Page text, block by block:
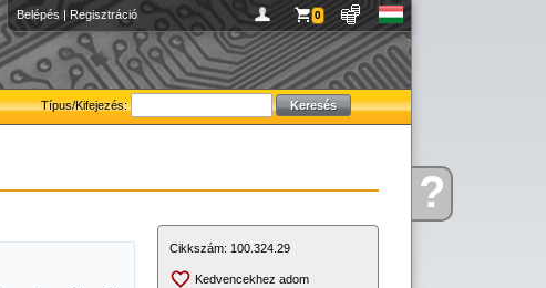
Kérdése?
Belépés | Regisztráció 0
Típus/Kifejezés:
Cikkszám: 100.324.29
Kedvencekhez adom